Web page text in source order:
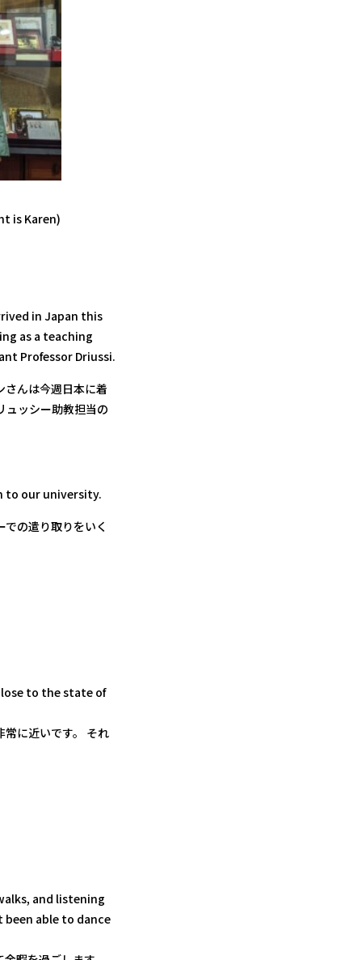
is Karen)
in Japan this
as a teaching
Professor Driussi.
さんは今週日本に着
ュッシー助教担当の
to our university.
の遣り取りをいく
to the state of
常に近いです。 それ
and listening
been able to dance